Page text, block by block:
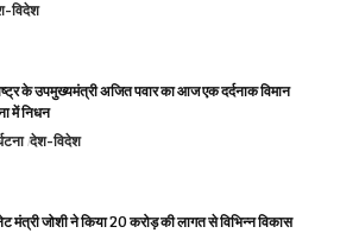
विदेश
के उपमुख्यमंत्री अजित पवार का आज एक दर्दनाक विमान
में निधन
देश-विदेश
मंत्री जोशी ने किया 20 करोड़ की लागत से विभिन्न विकास